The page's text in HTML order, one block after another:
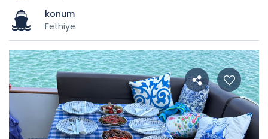
konum
Fethiye